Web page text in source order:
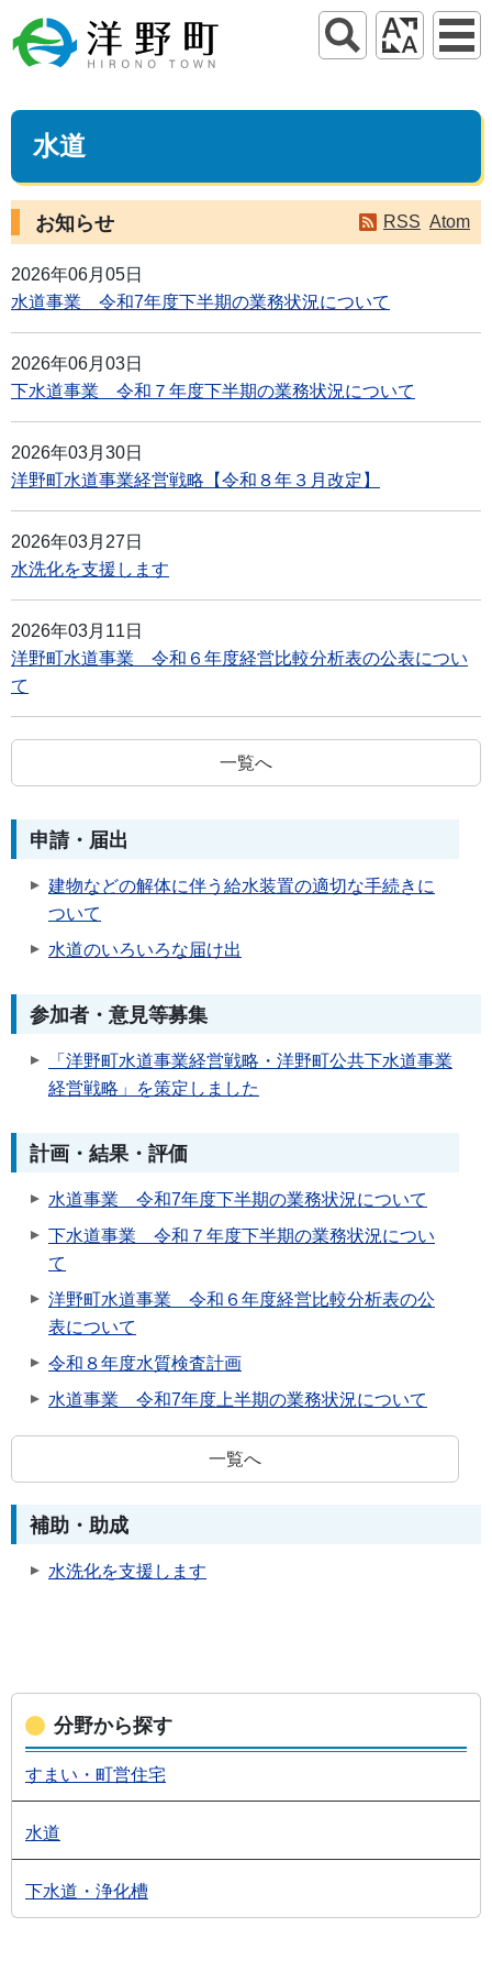
水道
お知らせ RSS Atom
2026年06月05日
水道事業 令和7年度下半期の業務状況について
2026年06月03日
下水道事業 令和７年度下半期の業務状況について
2026年03月30日
洋野町水道事業経営戦略【令和８年３月改定】
2026年03月27日
水洗化を支援します
2026年03月11日
洋野町水道事業 令和６年度経営比較分析表の公表につい
て
一覧へ
申請・届出
建物などの解体に伴う給水装置の適切な手続きに
ついて
水道のいろいろな届け出
参加者・意見等募集
「洋野町水道事業経営戦略・洋野町公共下水道事業
経営戦略」を策定しました
計画・結果・評価
水道事業 令和7年度下半期の業務状況について
下水道事業 令和７年度下半期の業務状況につい
て
洋野町水道事業 令和６年度経営比較分析表の公
表について
令和８年度水質検査計画
水道事業 令和7年度上半期の業務状況について
一覧へ
補助・助成
水洗化を支援します
分野から探す
すまい・町営住宅
水道
下水道・浄化槽